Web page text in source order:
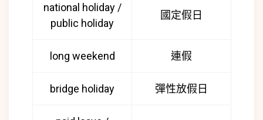
national holiday /
public holiday
國定假日
long weekend 連假
bridge holiday 彈性放假日